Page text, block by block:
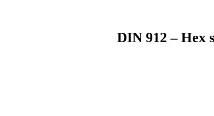
DIN 912 – Hex